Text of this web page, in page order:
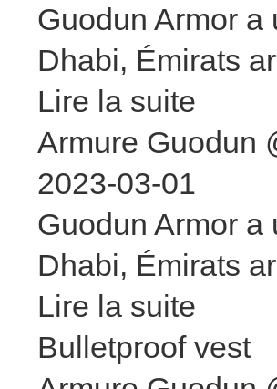
Guodun Armor
Dhabi, Émirats
Lire la suite
Armure Guodun
2023-03-01
Guodun Armor
Dhabi, Émirats
Lire la suite
Bulletproof vest